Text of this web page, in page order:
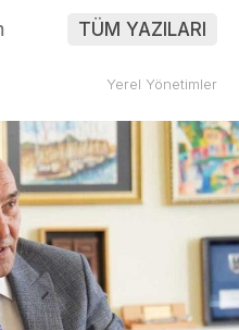
TÜM YAZILARI
Yerel Yönetimler